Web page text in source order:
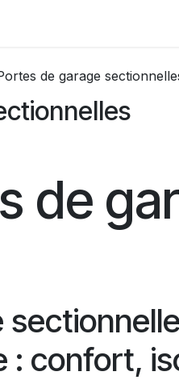
de garage
de
: confort,